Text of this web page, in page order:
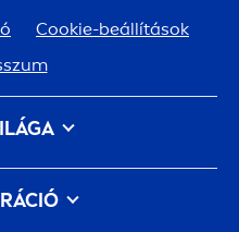
Cookie-beállítások
a Beiersdorfnál
Törődünk velük.